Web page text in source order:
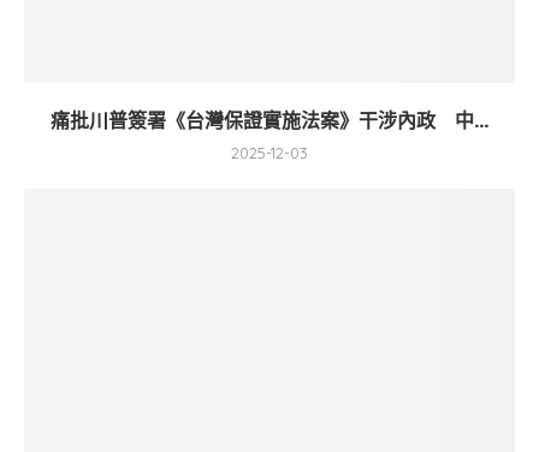
痛批川普簽署《台灣保證實施法案》干涉內政 中...
2025-12-03